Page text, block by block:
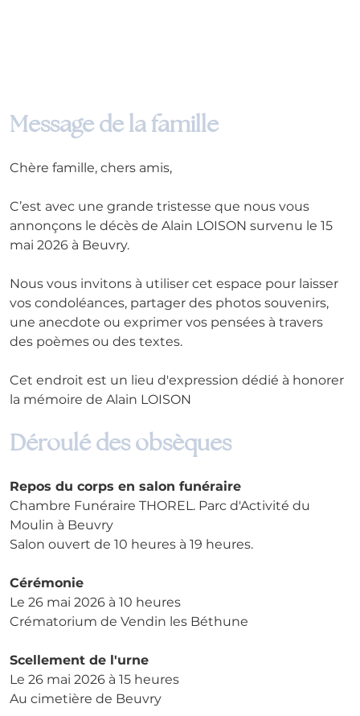
Message de la famille
Chère famille, chers amis,
C’est avec une grande tristesse que nous vous
annonçons le décès de Alain LOISON survenu le 15
mai 2026 à Beuvry.
Nous vous invitons à utiliser cet espace pour laisser
vos condoléances, partager des photos souvenirs,
une anecdote ou exprimer vos pensées à travers
des poèmes ou des textes.
Cet endroit est un lieu d'expression dédié à honorer
la mémoire de Alain LOISON
Déroulé des obsèques
Repos du corps en salon funéraire
Chambre Funéraire THOREL. Parc d'Activité du
Moulin à Beuvry
Salon ouvert de 10 heures à 19 heures.
Cérémonie
Le 26 mai 2026 à 10 heures
Crématorium de Vendin les Béthune
Scellement de l'urne
Le 26 mai 2026 à 15 heures
Au cimetière de Beuvry